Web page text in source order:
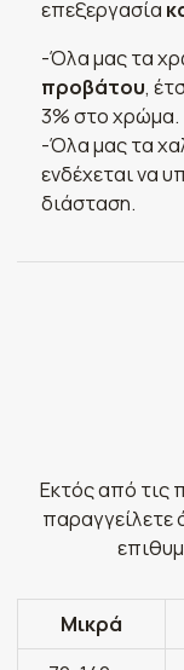
επεξεργασία
-Όλα μας τα
προβάτου,
3% στο χρώμα.
-Όλα μας τα
ενδέχεται να
διάσταση.
Εκτός από τις
παραγγείλετε
Μικρά